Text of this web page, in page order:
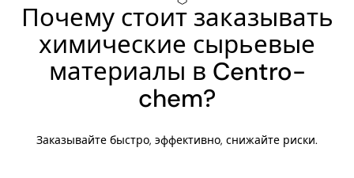
Почему стоит заказывать
химические сырьевые
материалы в Centro-
chem?
Заказывайте быстро, эффективно, снижайте риски.